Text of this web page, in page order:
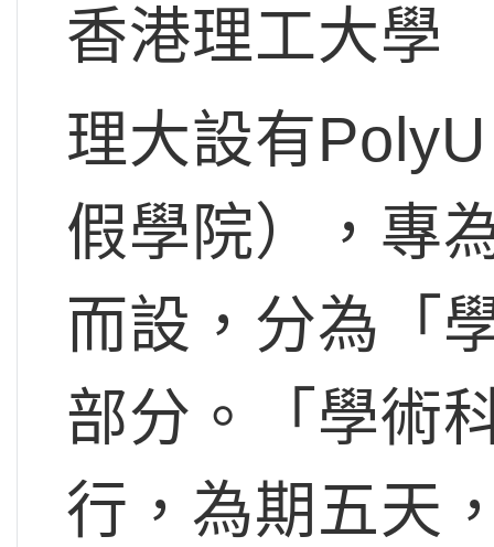
香港理工大學
理大設有
假學院），專
而設，分為「
部分。「學術
行，為期五天